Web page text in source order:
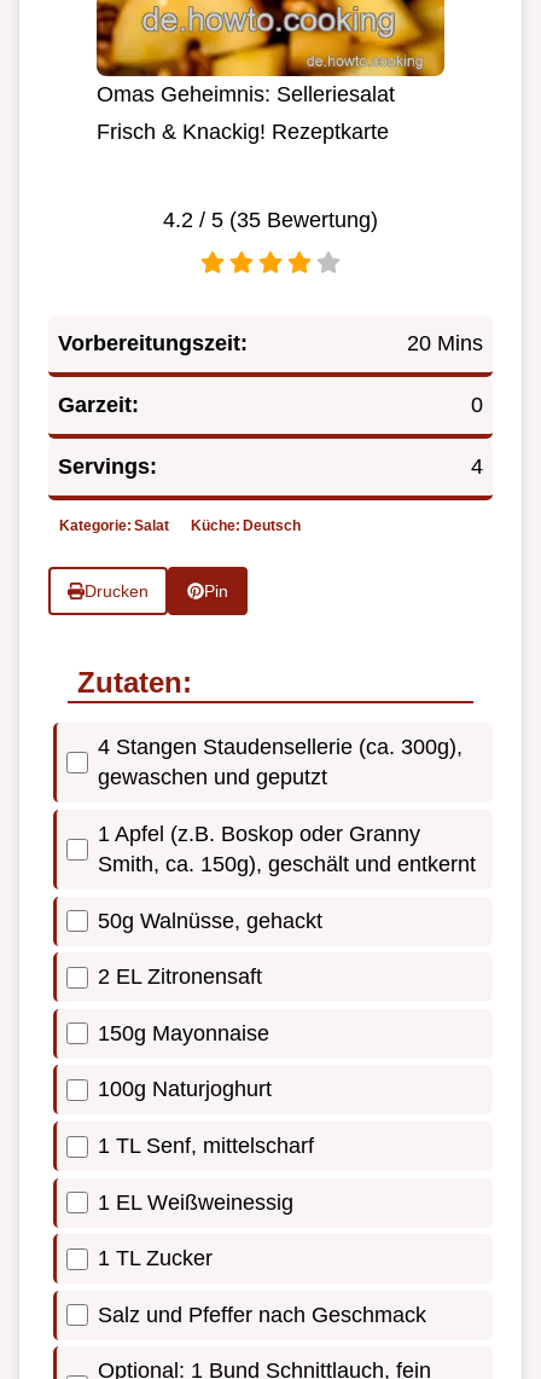
Omas Geheimnis: Selleriesalat
Frisch & Knackig! Rezeptkarte
4.2 / 5 (35 Bewertung)
Vorbereitungszeit: 20 Mins
Garzeit: 0
Servings: 4
Kategorie: Salat Küche: Deutsch
Drucken Pin
Zutaten:
4 Stangen Staudensellerie (ca. 300g),
gewaschen und geputzt
1 Apfel (z.B. Boskop oder Granny
Smith, ca. 150g), geschält und entkernt
50g Walnüsse, gehackt
2 EL Zitronensaft
150g Mayonnaise
100g Naturjoghurt
1 TL Senf, mittelscharf
1 EL Weißweinessig
1 TL Zucker
Salz und Pfeffer nach Geschmack
Optional: 1 Bund Schnittlauch, fein